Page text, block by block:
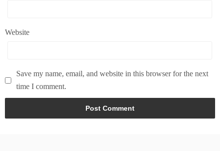
Website
Save my name, email, and website in this browser for the next
time I comment.